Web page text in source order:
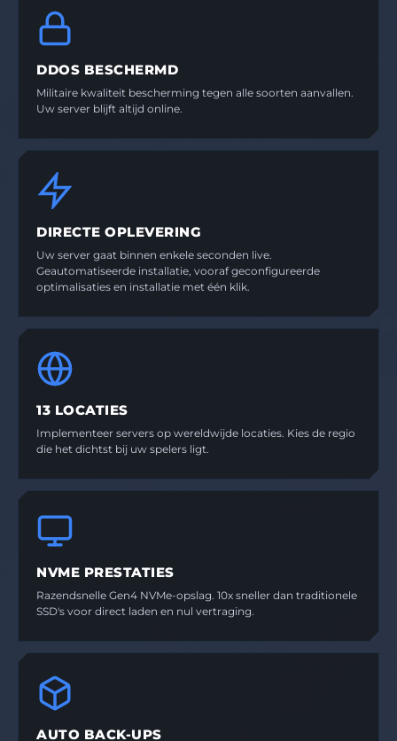
DDOS BESCHERMD
Militaire kwaliteit bescherming tegen alle soorten aanvallen.
Uw server blijft altijd online.
DIRECTE OPLEVERING
Uw server gaat binnen enkele seconden live.
Geautomatiseerde installatie, vooraf geconfigureerde
optimalisaties en installatie met één klik.
13 LOCATIES
Implementeer servers op wereldwijde locaties. Kies de regio
die het dichtst bij uw spelers ligt.
NVME PRESTATIES
Razendsnelle Gen4 NVMe-opslag. 10x sneller dan traditionele
SSD's voor direct laden en nul vertraging.
AUTO BACK-UPS